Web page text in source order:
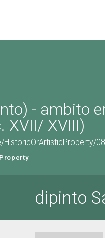
- ambito
XVII/ XVIII)
dipinto